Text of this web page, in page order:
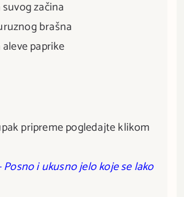
začina
brašna
aleve paprike
pripreme pogledajte klikom
Posno i ukusno jelo koje se lako